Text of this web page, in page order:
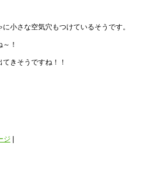
小さな空気穴もつけているそうです。
！
きそうですね！！
ジ